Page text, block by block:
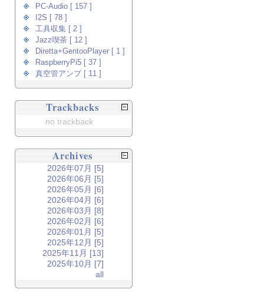
PC-Audio [ 157 ]
I2S [ 78 ]
工具収集 [ 2 ]
Jazz喫茶 [ 12 ]
Diretta+GentooPlayer [ 1 ]
RaspberryPi5 [ 37 ]
真空管アンプ [ 11 ]
Trackbacks
no trackback
Archives
2026年07月 [5]
2026年06月 [5]
2026年05月 [6]
2026年04月 [6]
2026年03月 [8]
2026年02月 [6]
2026年01月 [5]
2025年12月 [5]
2025年11月 [13]
2025年10月 [7]
all